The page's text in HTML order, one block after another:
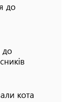
до
до
кота